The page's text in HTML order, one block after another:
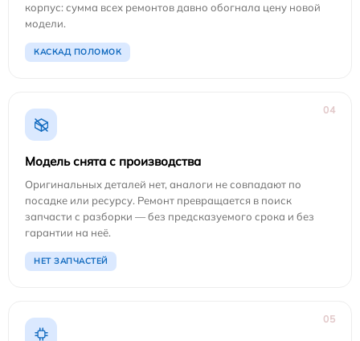
корпус: сумма всех ремонтов давно обогнала цену новой
модели.
КАСКАД ПОЛОМОК
04
Модель снята с производства
Оригинальных деталей нет, аналоги не совпадают по
посадке или ресурсу. Ремонт превращается в поиск
запчасти с разборки — без предсказуемого срока и без
гарантии на неё.
НЕТ ЗАПЧАСТЕЙ
05